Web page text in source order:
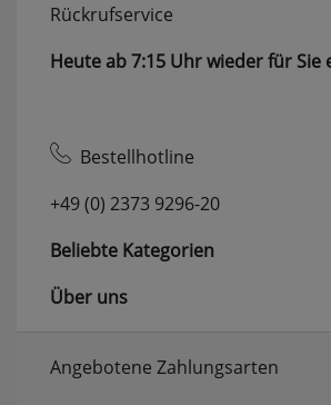
Rückrufservice
Heute ab 7:15 Uhr wieder für Sie
Bestellhotline
+49 (0) 2373 9296-20
Beliebte Kategorien
Über uns
Angebotene Zahlungsarten